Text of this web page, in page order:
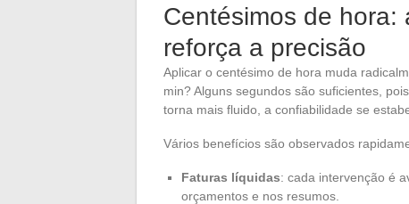
Centésimos de hora:
reforça a precisão
Aplicar o centésimo de hora muda
min? Alguns segundos são suficientes,
torna mais fluido, a confiabilidade se
Vários benefícios são observados
Faturas líquidas: cada intervenção é
orçamentos e nos resumos.